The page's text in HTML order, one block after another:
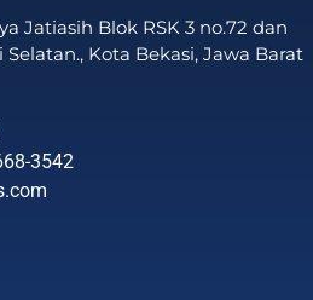
Jatiasih Blok RSK 3 no.72 dan
Selatan., Kota Bekasi, Jawa Barat
3542